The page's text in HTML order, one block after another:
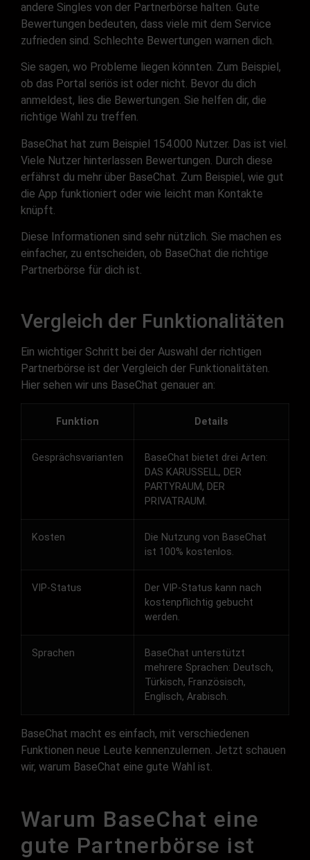
andere Singles von der Partnerbörse halten. Gute
Bewertungen bedeuten, dass viele mit dem Service
zufrieden sind. Schlechte Bewertungen warnen dich.
Sie sagen, wo Probleme liegen könnten. Zum Beispiel,
ob das Portal seriös ist oder nicht. Bevor du dich
anmeldest, lies die Bewertungen. Sie helfen dir, die
richtige Wahl zu treffen.
BaseChat hat zum Beispiel 154.000 Nutzer. Das ist viel.
Viele Nutzer hinterlassen Bewertungen. Durch diese
erfährst du mehr über BaseChat. Zum Beispiel, wie gut
die App funktioniert oder wie leicht man Kontakte
knüpft.
Diese Informationen sind sehr nützlich. Sie machen es
einfacher, zu entscheiden, ob BaseChat die richtige
Partnerbörse für dich ist.
Vergleich der Funktionalitäten
Ein wichtiger Schritt bei der Auswahl der richtigen
Partnerbörse ist der Vergleich der Funktionalitäten.
Hier sehen wir uns BaseChat genauer an:
Funktion Details
Gesprächsvarianten
BaseChat bietet drei Arten:
DAS KARUSSELL, DER
PARTYRAUM, DER
PRIVATRAUM.
Kosten
Die Nutzung von BaseChat
ist 100% kostenlos.
VIP-Status
Der VIP-Status kann nach
kostenpflichtig gebucht
werden.
Sprachen
BaseChat unterstützt
mehrere Sprachen: Deutsch,
Türkisch, Französisch,
Englisch, Arabisch.
BaseChat macht es einfach, mit verschiedenen
Funktionen neue Leute kennenzulernen. Jetzt schauen
wir, warum BaseChat eine gute Wahl ist.
Warum BaseChat eine
gute Partnerbörse ist